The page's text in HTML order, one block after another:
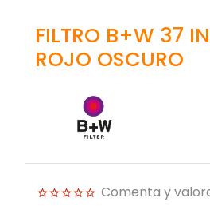
FILTRO B+W 37
ROJO OSCURO
Comenta y